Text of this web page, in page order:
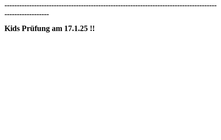
--------------------------------------------------------------------------------------
------------------
Kids Prüfung am 17.1.25 !!